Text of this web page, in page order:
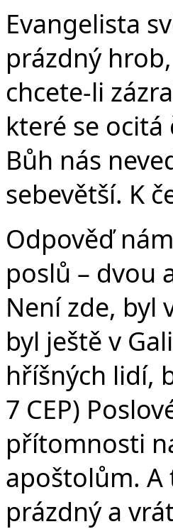
Evangelista
prázdný
chcete-li
které se ocitá
Bůh nás
sebevětší. K
Odpověď
poslů – dvou
Není zde, byl
byl ještě v
hříšných lidí,
7 CEP)
přítomnosti
apoštolům. A
prázdný a